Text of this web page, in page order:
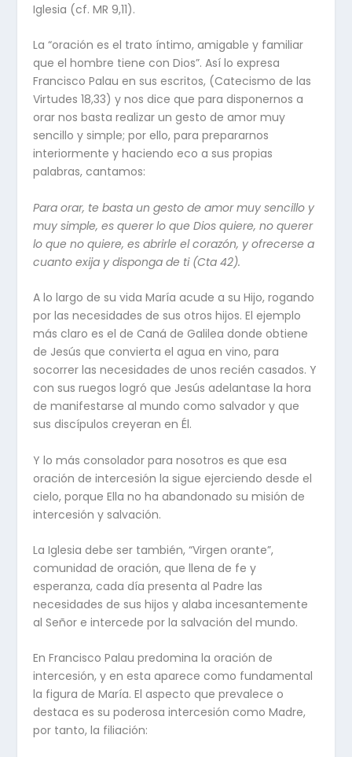
Iglesia (cf. MR 9,11).
La “oración es el trato íntimo, amigable y familiar
que el hombre tiene con Dios”. Así lo expresa
Francisco Palau en sus escritos, (Catecismo de las
Virtudes 18,33) y nos dice que para disponernos a
orar nos basta realizar un gesto de amor muy
sencillo y simple; por ello, para prepararnos
interiormente y haciendo eco a sus propias
palabras, cantamos:
Para orar, te basta un gesto de amor muy sencillo y
muy simple, es querer lo que Dios quiere, no querer
lo que no quiere, es abrirle el corazón, y ofrecerse a
cuanto exija y disponga de ti (Cta 42).
A lo largo de su vida María acude a su Hijo, rogando
por las necesidades de sus otros hijos. El ejemplo
más claro es el de Caná de Galilea donde obtiene
de Jesús que convierta el agua en vino, para
socorrer las necesidades de unos recién casados. Y
con sus ruegos logró que Jesús adelantase la hora
de manifestarse al mundo como salvador y que
sus discípulos creyeran en Él.
Y lo más consolador para nosotros es que esa
oración de intercesión la sigue ejerciendo desde el
cielo, porque Ella no ha abandonado su misión de
intercesión y salvación.
La Iglesia debe ser también, “Virgen orante”,
comunidad de oración, que llena de fe y
esperanza, cada día presenta al Padre las
necesidades de sus hijos y alaba incesantemente
al Señor e intercede por la salvación del mundo.
En Francisco Palau predomina la oración de
intercesión, y en esta aparece como fundamental
la figura de María. El aspecto que prevalece o
destaca es su poderosa intercesión como Madre,
por tanto, la filiación: